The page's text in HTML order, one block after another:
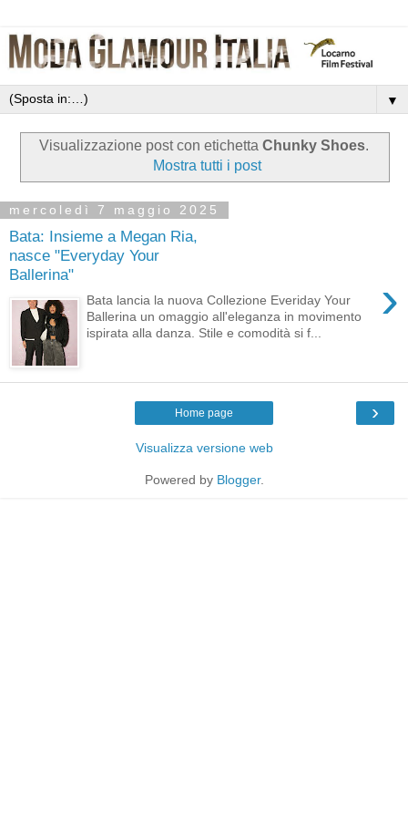
▼
Visualizzazione post con etichetta Chunky Shoes.
Mostra tutti i post
mercoledì 7 maggio 2025
Bata: Insieme a Megan Ria,
nasce "Everyday Your
Ballerina"
›
Bata lancia la nuova Collezione Everiday Your
Ballerina un omaggio all'eleganza in movimento
ispirata alla danza. Stile e comodità si f...
›
Home page
Visualizza versione web
Powered by Blogger.